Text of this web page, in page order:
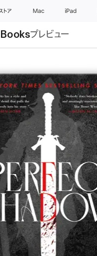
トア Mac iPad
プレビュー